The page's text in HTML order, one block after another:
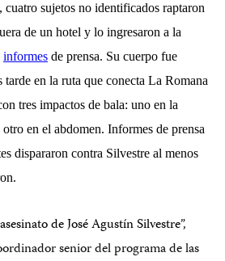
cuatro sujetos no identificados raptaron
de un hotel y lo ingresaron a la
informes de prensa. Su cuerpo fue
en la ruta que conecta La Romana
tres impactos de bala: uno en la
en el abdomen. Informes de prensa
dispararon contra Silvestre al menos
de José Agustín Silvestre”,
senior del programa de las